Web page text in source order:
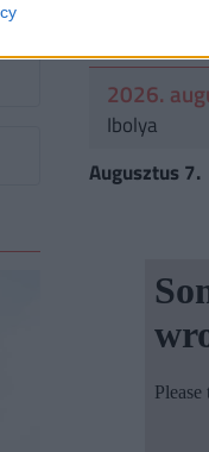
2026.
Ibolya
Augusztus 7.